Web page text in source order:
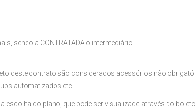
sendo a CONTRATADA o intermediário.
deste contrato são considerados acessórios não
automatizados etc.
do plano, que pode ser visualizado através do